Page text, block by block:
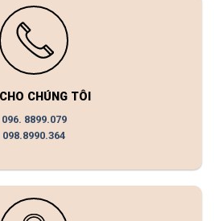
CHÚNG TÔI
096. 8899.079
098.8990.364